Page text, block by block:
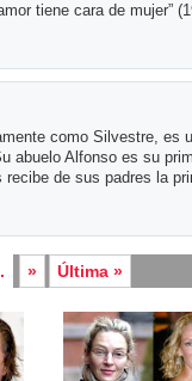
tiene cara de mujer”
como Silvestre, es
abuelo Alfonso es su
de sus padres la
» Última »